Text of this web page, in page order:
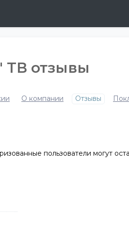
ТВ отзывы
О компании Отзывы
пользователи могут